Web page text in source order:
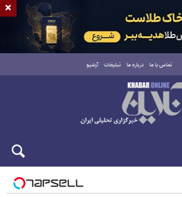
تماس با ما درباره ما تبلیغات آرشیو
×